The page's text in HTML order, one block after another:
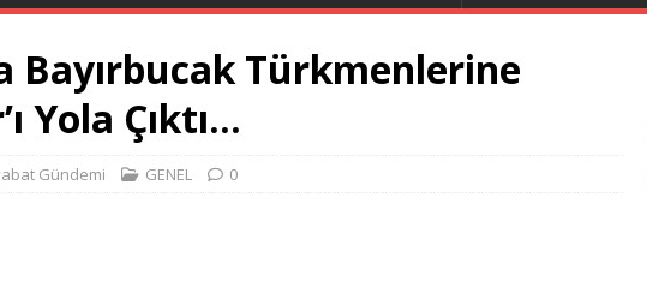
Bayırbucak Türkmenlerine
Yola Çıktı…
Gündemi GENEL 0